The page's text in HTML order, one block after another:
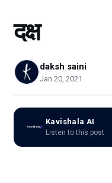
दक्ष
daksh saini
Jan 20, 2021
Kavishala AI
Listen to this post